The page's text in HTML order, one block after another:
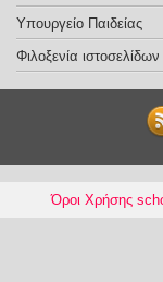
Υπουργείο Παιδείας
Φιλοξενία ιστοσελίδων
Όροι Χρήσης